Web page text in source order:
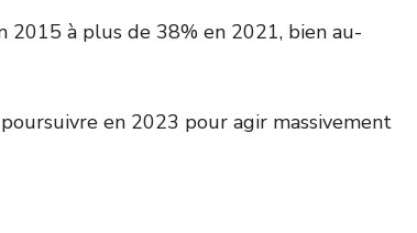
2015 à plus de 38% en 2021, bien au-
en 2023 pour agir massivement